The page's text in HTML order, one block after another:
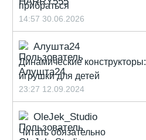
прибраться
14:57 30.06.2026
Алушта24
Динамические
игрушки для детей
23:27 12.09.2024
OleJek_Studio
Читать обязательно